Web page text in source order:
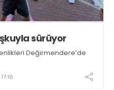
sürüyor
Değirmendere’de
17:16